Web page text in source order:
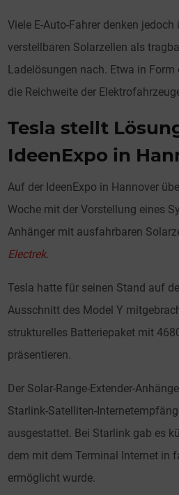
Viele E-Auto-Fahrer denken
verstellbaren Solarzellen als
Ladelösungen nach. Etwa in
die Reichweite der
Tesla stellt
IdeenExpo in
Auf der IdeenExpo in Hannover
Woche mit der Vorstellung eines
Anhänger mit ausfahrbaren
Electrek.
Tesla hatte für seinen Stand auf
Ausschnitt des Model Y
strukturelles Batteriepaket mit
präsentieren.
Der Solar-Range-Extender-
Starlink-Satelliten-
ausgestattet. Bei Starlink gab es
dem mit dem Terminal Internet in
ermöglicht wurde.